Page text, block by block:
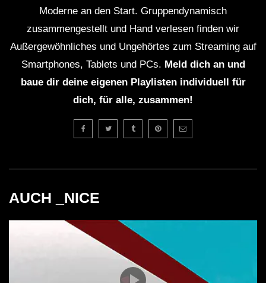
Jedes Set dauerte etwa eine Stunde, was für
genügend Zeit sorgte, um die jeweilige musikalische
Identität der Künstler zu erleben.
Welcher Musikstil wurde gespielt?
Der Abend war geprägt von Techno, House und
experimentellen elektronischen Klängen, die perfekt
aufeinander abgestimmt waren.
beherbergen, und die Veranstaltung war fast
ausverkauft.
Gab es besondere visuelle Effekte?
Ja, insbesondere TSBIN integrierte beeindruckende
Moderne an den Start. Gruppendynamisch
zusammengestellt und Hand verlesen finden wir
Außergewöhnliches und Ungehörtes zum Streaming auf
Smartphones, Tablets und PCs. Meld dich an und
baue dir deine eigenen Playlisten individuell für
dich, für alle, zusammen!
AUCH _NICE